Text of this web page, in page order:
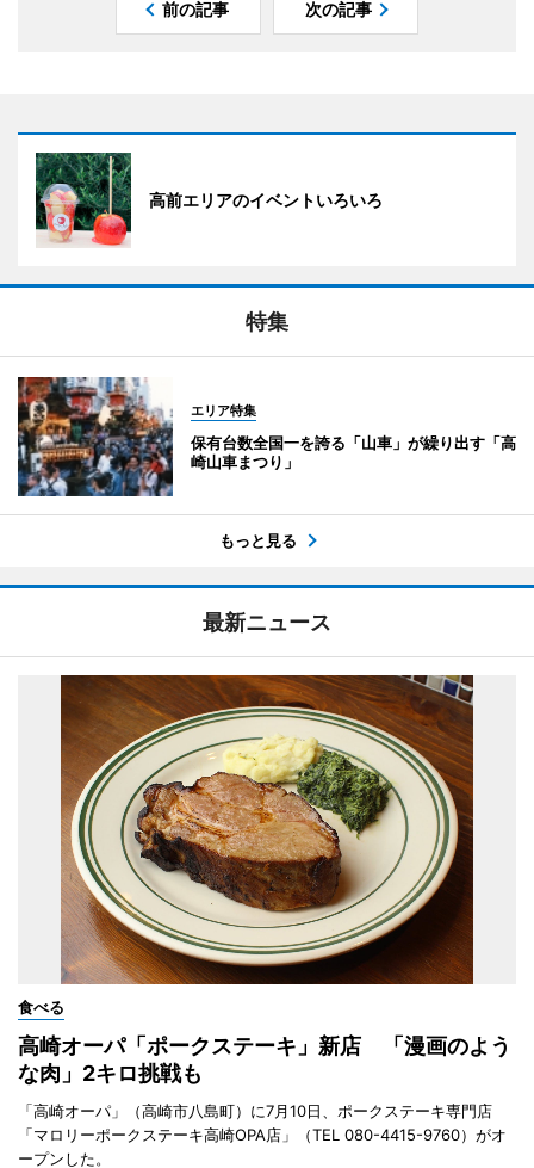
前の記事 次の記事
高前エリアのイベントいろいろ
特集
エリア特集
保有台数全国一を誇る「山車」が繰り出す「高
崎山車まつり」
もっと見る
最新ニュース
食べる
高崎オーパ「ポークステーキ」新店 「漫画のよう
な肉」2キロ挑戦も
「高崎オーパ」（高崎市八島町）に7月10日、ポークステーキ専門店
「マロリーポークステーキ高崎OPA店」（TEL 080-4415-9760）がオ
ープンした。